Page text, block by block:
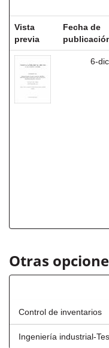
Vista
previa
Fecha de
6-
Otras
Control de inventarios
Ingeniería industrial-